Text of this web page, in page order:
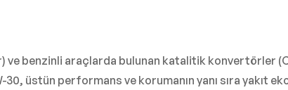
ve benzinli araçlarda bulunan katalitik konvertörler
üstün performans ve korumanın yanı sıra yakıt